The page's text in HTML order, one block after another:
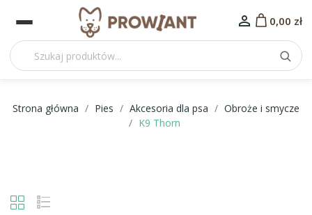
 0,00 zł
Strona główna Pies Akcesoria dla psa
Obroże i smycze
K9 Thorn